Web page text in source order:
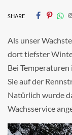
SHARE
Als unser
dort tiefster
Bei
Sie auf der
Natürlich wurde
Wachsservice